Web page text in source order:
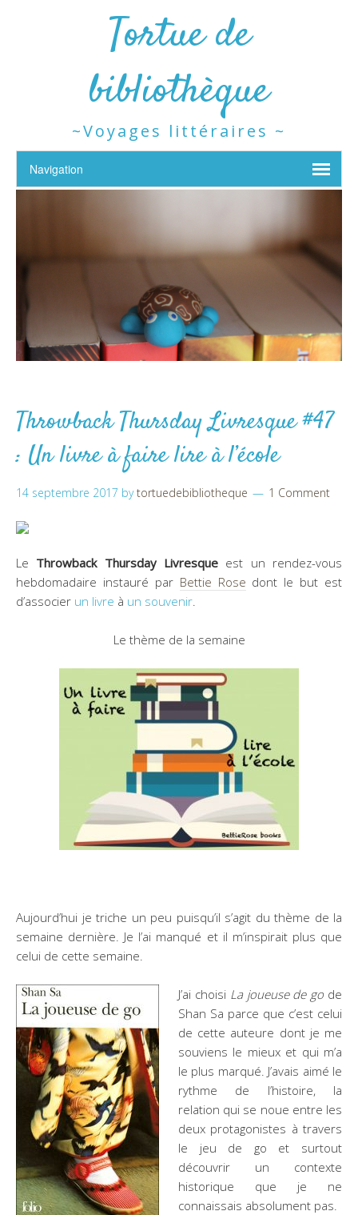
Tortue de
bibliothèque
~Voyages littéraires ~
Throwback Thursday Livresque #47
: Un livre à faire lire à l’école
14 septembre 2017 bytortuedebibliotheque 1 Comment
Le Throwback Thursday Livresque est un rendez-vous
hebdomadaire instauré par Bettie Rose dont le but est
d’associer un livre à un souvenir
Le thème de la semaine
Aujourd’hui je triche un peu puisqu’il s’agit du thème de la
semaine dernière. Je l’ai manqué et il m’inspirait plus que
celui de cette semaine.
J’ai choisi La joueuse de go de
Shan Sa parce que c’est celui
de cette auteure dont je me
souviens le mieux et qui m’a
le plus marqué. J’avais aimé le
rythme de l’histoire, la
relation qui se noue entre les
deux protagonistes à travers
le jeu de go et surtout
découvrir un contexte
historique que je ne
connaissais absolument pas.